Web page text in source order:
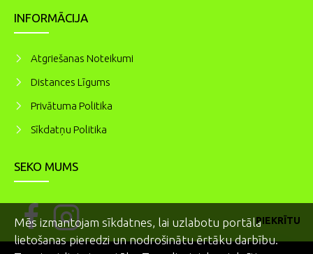
INFORMĀCIJA
Atgriešanas Noteikumi
Distances Līgums
Privātuma Politika
Sīkdatņu Politika
SEKO MUMS
PIEKRĪTU
Mēs izmantojam sīkdatnes, lai uzlabotu portāla
lietošanas pieredzi un nodrošinātu ērtāku darbību.